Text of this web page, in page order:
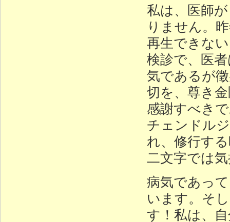
私は、医師
りません。
再生できな
検診で、医
気であるが
切を、尊き
感謝すべき
チェンドル
れ、修行す
二文字では
病気であっ
います。そ
す！私は、